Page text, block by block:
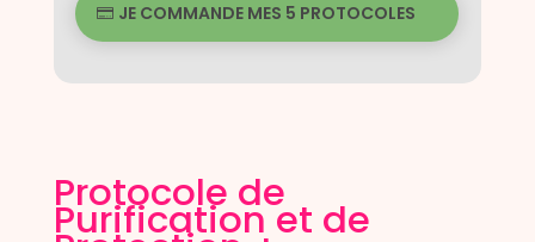
JE COMMANDE MES 5 PROTOCOLES
Protocole de
Purification et de